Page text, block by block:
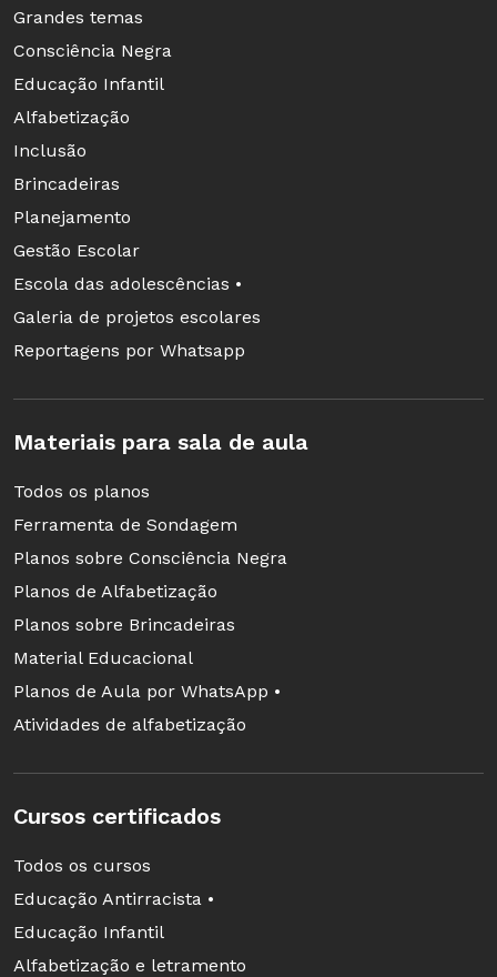
alfabetização? Compartilhe conosco, aqui nos
comentários!
Um grande abraço, até a própria segunda-feira
e boas férias para quem conseguiu dar a
merecida parada!
Mara Mansani
Grandes temas
Consciência Negra
Educação Infantil
Alfabetização
Inclusão
Brincadeiras
Planejamento
Gestão Escolar
Escola das adolescências •
Galeria de projetos escolares
Reportagens por Whatsapp
Materiais para sala de aula
Todos os planos
Ferramenta de Sondagem
Planos sobre Consciência Negra
Planos de Alfabetização
Planos sobre Brincadeiras
Material Educacional
Planos de Aula por WhatsApp •
Atividades de alfabetização
Cursos certificados
Todos os cursos
Educação Antirracista •
Educação Infantil
Alfabetização e letramento